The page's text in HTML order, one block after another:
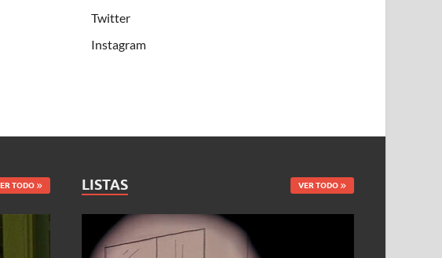
Twitter
Instagram
TODO LISTAS VER TODO